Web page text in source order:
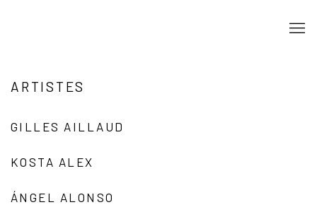
ARTISTES
GILLES AILLAUD
KOSTA ALEX
ÁNGEL ALONSO